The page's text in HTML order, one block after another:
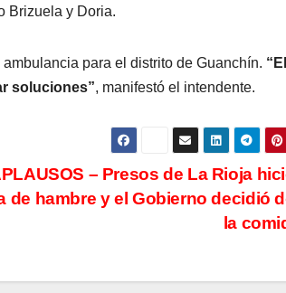
Brizuela y Doria.
para el distrito de Guanchín. “El
soluciones”, manifestó el intendente.
– Presos de La Rioja
de hambre y el Gobierno decidió
la